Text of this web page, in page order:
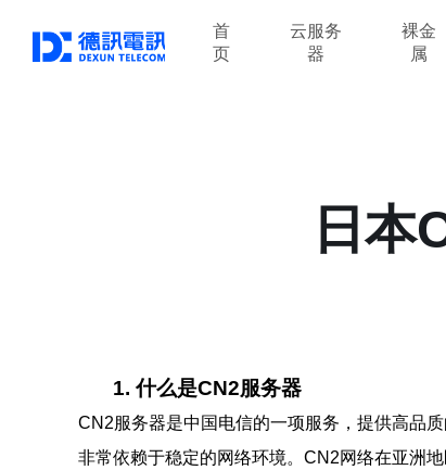
首
页
云服务
器
裸金
属
日本
1. 什么是CN2服务器
CN2服务器是中国电信的一项服务，提供高品
非常依赖于稳定的网络环境。CN2网络在亚洲